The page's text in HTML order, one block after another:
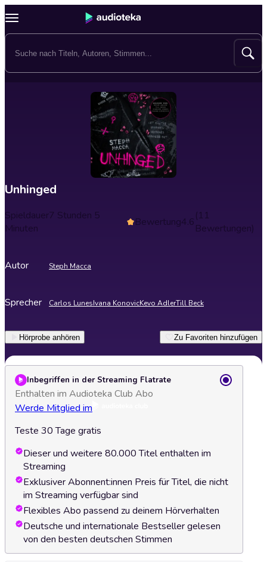
Unhinged
Spieldauer7 Stunden 5
Minuten
Bewertung4.6(11
Bewertungen)
Autor Steph Macca
Sprecher Carlos LunesIvana KonovicKevo AdlerTill Beck
Hörprobe anhören Zu Favoriten hinzufügen
Inbegriffen in der Streaming Flatrate
Enthalten im Audioteka Club Abo
Werde Mitglied im
Teste 30 Tage gratis
Dieser und weitere 80.000 Titel enthalten im
Streaming
Exklusiver Abonnent:innen Preis für Titel, die nicht
im Streaming verfügbar sind
Flexibles Abo passend zu deinem Hörverhalten
Deutsche und internationale Bestseller gelesen
von den besten deutschen Stimmen